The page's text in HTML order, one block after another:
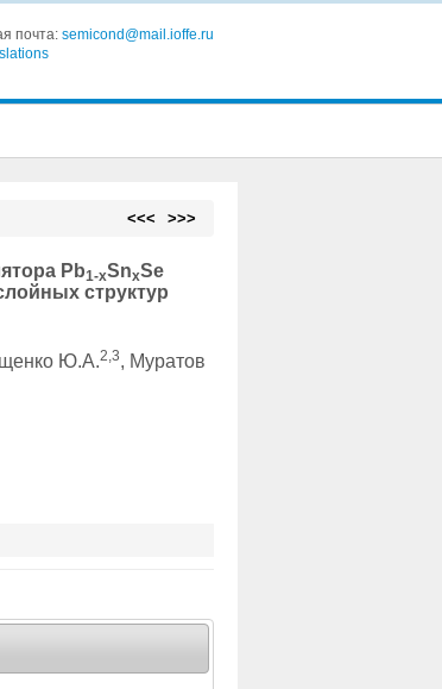
почта: semicond@mail.ioffe.ru
<<< >>>
Pb1-xSnxSe
структур
Ю.А.2,3, Муратов